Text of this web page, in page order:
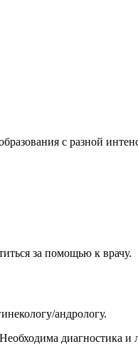
с разной
за помощью к врачу.
андрологу.
диагностика и